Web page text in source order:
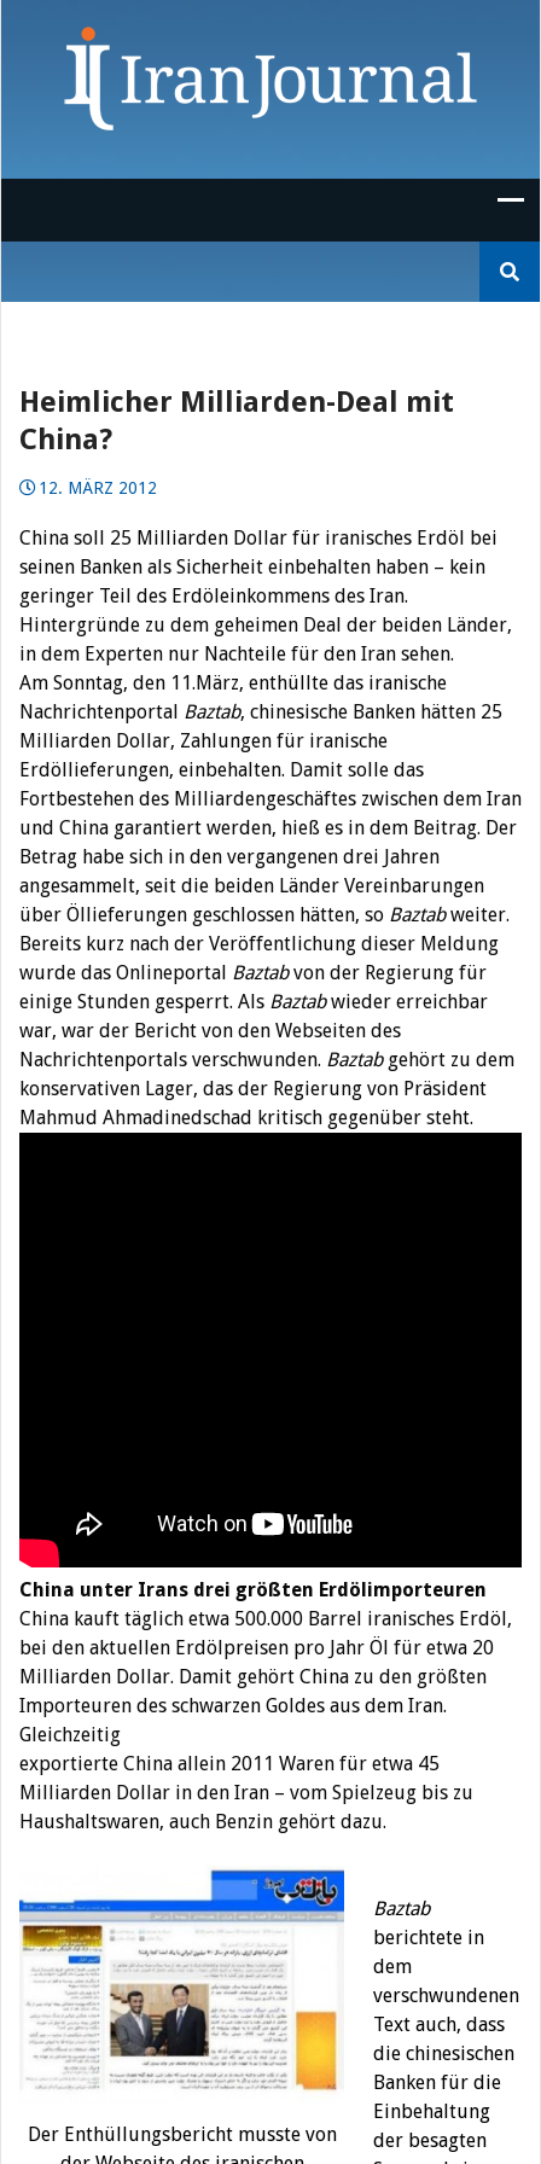
nach:
Heimlicher Milliarden-Deal mit
China?
12. MÄRZ 2012
China soll 25 Milliarden Dollar für iranisches Erdöl bei
seinen Banken als Sicherheit einbehalten haben – kein
geringer Teil des Erdöleinkommens des Iran.
Hintergründe zu dem geheimen Deal der beiden Länder,
in dem Experten nur Nachteile für den Iran sehen.
Am Sonntag, den 11.März, enthüllte das iranische
Nachrichtenportal Baztab, chinesische Banken hätten 25
Milliarden Dollar, Zahlungen für iranische
Erdöllieferungen, einbehalten. Damit solle das
Fortbestehen des Milliardengeschäftes zwischen dem Iran
und China garantiert werden, hieß es in dem Beitrag. Der
Betrag habe sich in den vergangenen drei Jahren
angesammelt, seit die beiden Länder Vereinbarungen
über Öllieferungen geschlossen hätten, so Baztabweiter.
Bereits kurz nach der Veröffentlichung dieser Meldung
wurde das Onlineportal Baztabvon der Regierung für
einige Stunden gesperrt. Als Baztabwieder erreichbar
war, war der Bericht von den Webseiten des
Nachrichtenportals verschwunden. Baztabgehört zu dem
konservativen Lager, das der Regierung von Präsident
Mahmud Ahmadinedschad kritisch gegenüber steht.
China unter Irans drei größten Erdölimporteuren
China kauft täglich etwa 500.000 Barrel iranisches Erdöl,
bei den aktuellen Erdölpreisen pro Jahr Öl für etwa 20
Milliarden Dollar. Damit gehört China zu den größten
Importeuren des schwarzen Goldes aus dem Iran.
Gleichzeitig
exportierte China allein 2011 Waren für etwa 45
Milliarden Dollar in den Iran – vom Spielzeug bis zu
Haushaltswaren, auch Benzin gehört dazu.
Der Enthüllungsbericht musste von
Baztab
berichtete in
dem
verschwundenen
Text auch, dass
die chinesischen
Banken für die
Einbehaltung
der besagten